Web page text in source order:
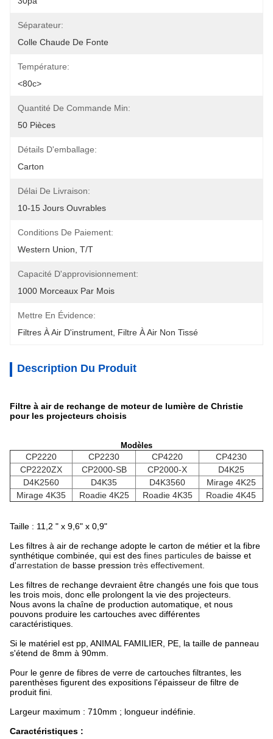
Séparateur:
Colle Chaude De Fonte
Température:
<80c>
Quantité De Commande Min:
50 Pièces
Détails D'emballage:
Carton
Délai De Livraison:
10-15 Jours Ouvrables
Conditions De Paiement:
Western Union, T/T
Capacité D'approvisionnement:
1000 Morceaux Par Mois
Mettre En Évidence:
Filtres À Air D'instrument Filtre À Air Non Tissé
Description Du Produit
Filtre à air de rechange de moteur de lumière de Christie
pour les projecteurs choisis
Modèles
CP2220 CP2230 CP4220
CP4230
CP2220ZX
CP2000-SB CP2000-X
D4K25
D4K2560
D4K35 D4K3560
Mirage 4K25
Mirage 4K35
Roadie 4K25 Roadie 4K35 Roadie 4K45
Taille : 11,2 " x 9,6" x 0,9"
Les filtres à air de rechange adopte le carton de métier et la fibre
synthétique combinée, qui est des fines particules de baisse et
d'arrestation de basse pression très effectivement.
Les filtres de rechange devraient être changés une fois que tous
les trois mois, donc elle prolongent la vie des projecteurs.
Nous avons la chaîne de production automatique, et nous
pouvons produire les cartouches avec différentes
caractéristiques.
Si le matériel est pp, ANIMAL FAMILIER, PE, la taille de panneau
s'étend de 8mm à 90mm.
Pour le genre de fibres de verre de cartouches filtrantes, les
parenthèses figurent des expositions l'épaisseur de filtre de
produit fini.
Largeur maximum : 710mm ; longueur indéfinie.
Caractéristiques :